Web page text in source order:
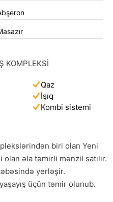
KOMPLEKSİ
Qaz
İşıq
Kombi sistemi
biri olan Yeni
olan əla təmirli mənzil satılır.
yerləşir.
üçün təmir olunub.